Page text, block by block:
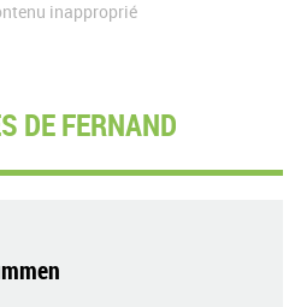
inapproprié
DE FERNAND